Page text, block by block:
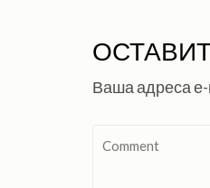
Ваша адреса
Comment